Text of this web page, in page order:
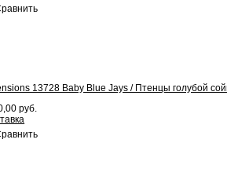
13728 Baby Blue Jays / Птенцы голубой
руб.